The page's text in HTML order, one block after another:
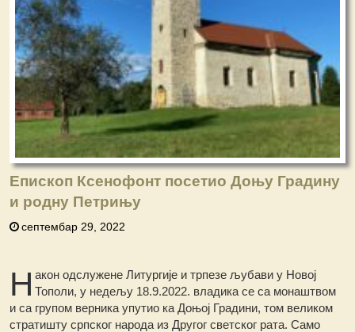
Епископ Ксенофонт посетио Доњу Градину
и родну Петрињу
септембар 29, 2022
Н акон одслужене Литургије и трпезе љубави у Новој
Тополи, у недељу 18.9.2022. владика се са монаштвом
и са групом верника упутио ка Доњој Градини, том великом
стратишту српског народа из Другог светског рата. Само